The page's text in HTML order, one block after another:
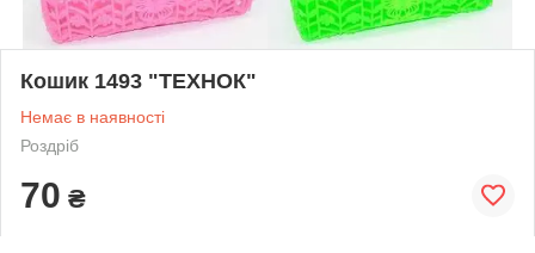
Кошик 1493 "ТЕХНОК"
Немає в наявності
Роздріб
70 ₴